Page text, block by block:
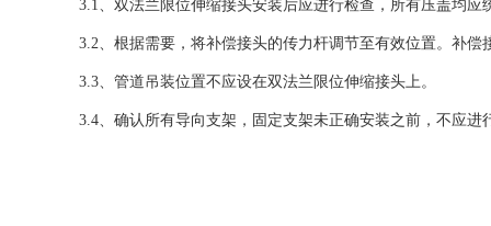
3.1、双法兰限位伸缩接头安装后应进行检查，所有压盖均
3.2、根据需要，将补偿接头的传力杆调节至有效位置。补
3.3、管道吊装位置不应设在双法兰限位伸缩接头上。
3.4、确认所有导向支架，固定支架未正确安装之前，不应进